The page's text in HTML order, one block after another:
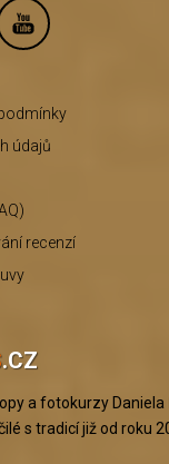
údajů
recenzí
.CZ
a fotokurzy Daniela
s tradicí již od roku